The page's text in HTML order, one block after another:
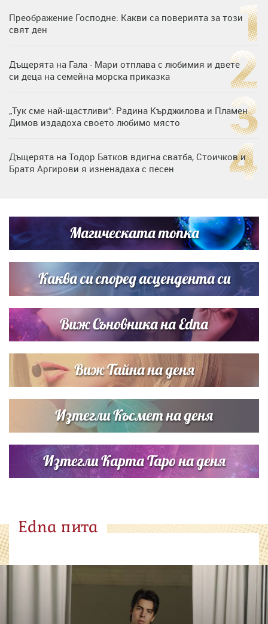
Преображение Господне: Какви са поверията за този
свят ден
Дъщерята на Гала - Мари отплава с любимия и двете
си деца на семейна морска приказка
„Тук сме най-щастливи“: Радина Кърджилова и Пламен
Димов издадоха своето любимо място
Дъщерята на Тодор Батков вдигна сватба, Стоичков и
Братя Аргирови я изненадаха с песен
Списъкът е ясен: Джей Ло и Риана във ВИП гостите на
сватбата на Роналдо
Магическата топка
Каква си според асцендента си
Виж Съновника на Edna
Виж Тайна на деня
Изтегли Късмет на деня
Изтегли Карта Таро на деня
Edna пита